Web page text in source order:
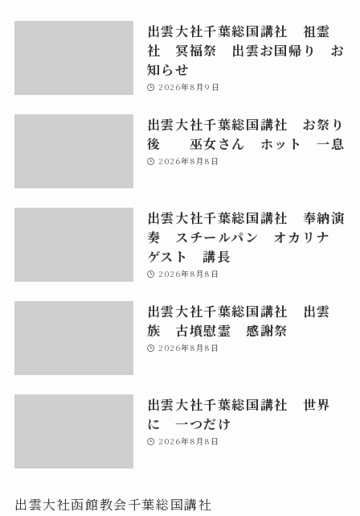
出雲大社千葉総国講社 祖霊
社 冥福祭 出雲お国帰り お
知らせ
2026年8月9日
出雲大社千葉総国講社 お祭り
後 巫女さん ホット 一息
2026年8月8日
出雲大社千葉総国講社 奉納演
奏 スチールパン オカリナ
ゲスト 講長
2026年8月8日
出雲大社千葉総国講社 出雲
族 古墳慰霊 感謝祭
2026年8月8日
出雲大社千葉総国講社 世界
に 一つだけ
2026年8月8日
出雲大社函館教会千葉総国講社